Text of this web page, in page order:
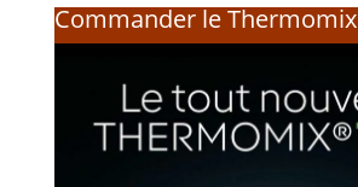
Commander le Thermomix